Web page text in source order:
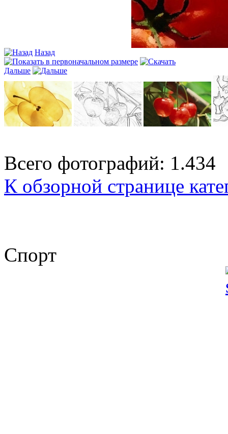
Назад
Дальше
Всего фотографий: 1.434
К обзорной странице
Спорт